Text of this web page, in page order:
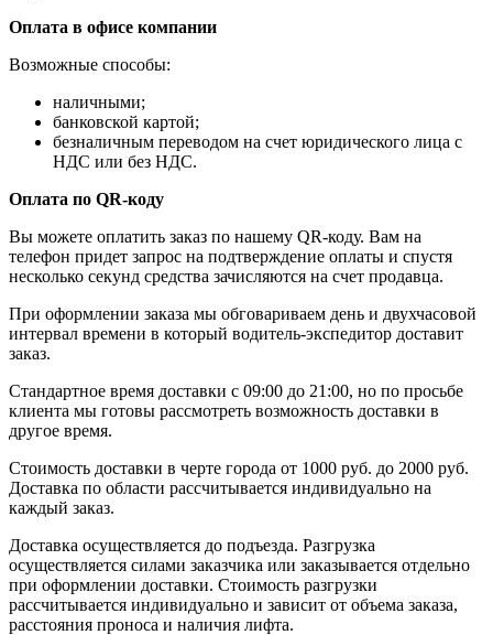
Оплата в офисе компании
Возможные способы:
наличными;
банковской картой;
безналичным переводом на счет юридического лица с
НДС или без НДС.
Оплата по QR-коду
Вы можете оплатить заказ по нашему QR-коду. Вам на
телефон придет запрос на подтверждение оплаты и спустя
несколько секунд средства зачисляются на счет продавца.
При оформлении заказа мы обговариваем день и двухчасовой
интервал времени в который водитель-экспедитор доставит
заказ.
Стандартное время доставки с 09:00 до 21:00, но по просьбе
клиента мы готовы рассмотреть возможность доставки в
другое время.
Стоимость доставки в черте города от 1000 руб. до 2000 руб.
Доставка по области рассчитывается индивидуально на
каждый заказ.
Доставка осуществляется до подъезда. Разгрузка
осуществляется силами заказчика или заказывается отдельно
при оформлении доставки. Стоимость разгрузки
рассчитывается индивидуально и зависит от объема заказа,
расстояния проноса и наличия лифта.